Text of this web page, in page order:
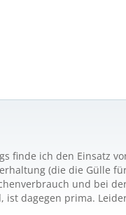
finde ich den Einsatz
(die die Gülle
und bei
dagegen prima.